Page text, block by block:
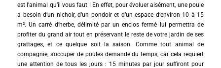
est l’animal qu’il vous faut ! En effet, pour évoluer aisément, une poule
a besoin d’un nichoir, d’un pondoir et d’un espace d’environ 10 à 15
m². Un carré d’herbe, délimité par un enclos fermé lui permettra de
profiter du grand air tout en préservant le reste de votre jardin de ses
grattages, et ce quelque soit la saison. Comme tout animal de
compagnie, s’occuper de poules demande du temps, car cela requiert
une attention de tous les jours : 15 minutes par jour suffiront pour